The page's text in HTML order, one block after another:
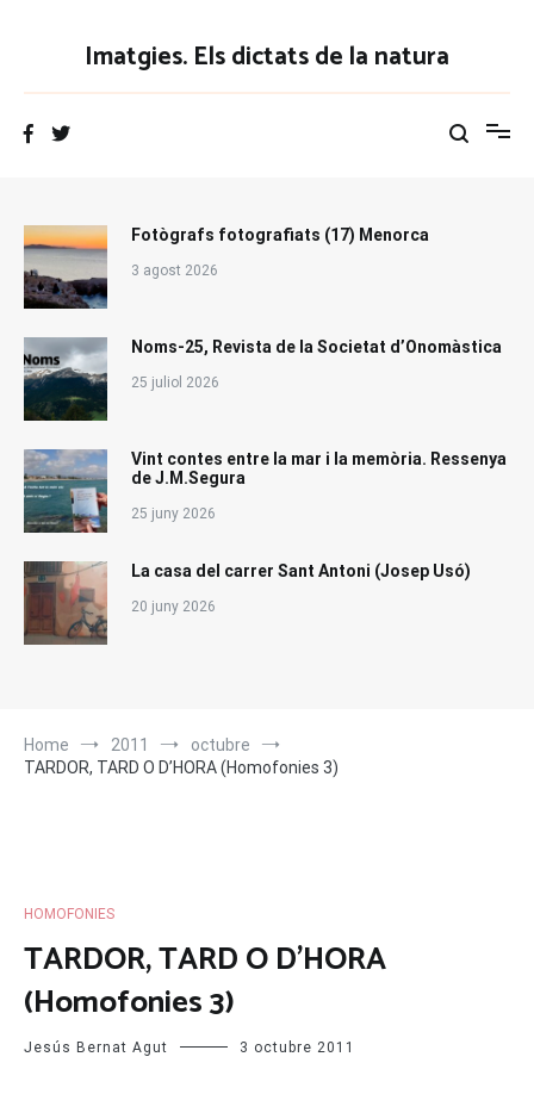
Imatgies. Els dictats de la natura
Fotògrafs fotografiats (17) Menorca
3 agost 2026
Noms-25, Revista de la Societat d’Onomàstica
25 juliol 2026
Vint contes entre la mar i la memòria. Ressenya
de J.M.Segura
25 juny 2026
La casa del carrer Sant Antoni (Josep Usó)
20 juny 2026
Home 2011
octubre
TARDOR, TARD O D’HORA (Homofonies 3)
HOMOFONIES
TARDOR, TARD O D’HORA
(Homofonies 3)
Jesús Bernat Agut 3 octubre 2011